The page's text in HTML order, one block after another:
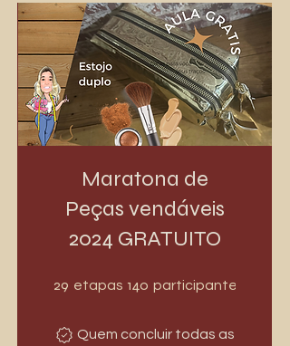
Maratona de
Peças vendáveis
2024 GRATUITO
29 etapas 29 etapas
140 participantes
Quem concluir todas as